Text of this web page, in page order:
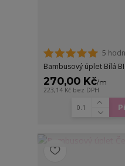
5
Bambusový úplet Bílá
270,00 Kč/m
223,14 Kč bez DPH